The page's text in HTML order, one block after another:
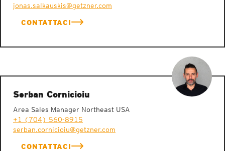
jonas.salkauskis@getzner.com
CONTATTACI
Serban Cornicioiu
Area Sales Manager Northeast USA
+1 (704) 560-8915
serban.cornicioiu@getzner.com
CONTATTACI